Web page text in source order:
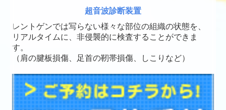
超音波診断装置
レントゲンでは写らない様々な部位の組織の状態を、
リアルタイムに、非侵襲的に検査することができま
す。
（肩の腱板損傷、足首の靭帯損傷、しこりなど）